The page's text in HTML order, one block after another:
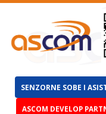
SENZORNE SOBE I
ASCOM DEVELOP